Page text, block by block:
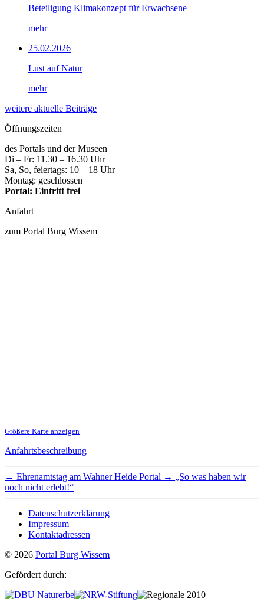
Beteiligung Klimakonzept für Erwachsene
mehr
25.02.2026
Lust auf Natur
mehr
weitere aktuelle Beiträge
Öffnungszeiten
des Portals und der Museen
Di – Fr: 11.30 – 16.30 Uhr
Sa, So, feiertags: 10 – 18 Uhr
Montag: geschlossen
Portal: Eintritt frei
Anfahrt
zum Portal Burg Wissem
Größere Karte anzeigen
Anfahrtsbeschreibung
← Ehrenamtstag am Wahner Heide Portal → „So was haben wir
noch nicht erlebt!“
Datenschutzerklärung
Impressum
Kontaktadressen
© 2026 Portal Burg Wissem
Gefördert durch: